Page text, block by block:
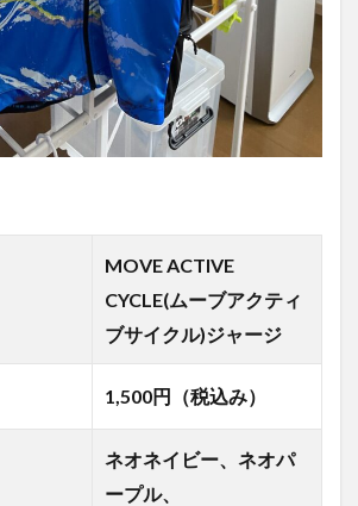
MOVE ACTIVE
CYCLE(ムーブアクティ
ブサイクル)ジャージ
1,500円（税込み）
ネオネイビー、ネオパ
ープル、